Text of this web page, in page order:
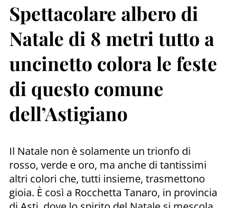
Spettacolare albero di
Natale di 8 metri tutto a
uncinetto colora le feste
di questo comune
dell’Astigiano
Il Natale non è solamente un trionfo di
rosso, verde e oro, ma anche di tantissimi
altri colori che, tutti insieme, trasmettono
gioia. È così a Rocchetta Tanaro, in provincia